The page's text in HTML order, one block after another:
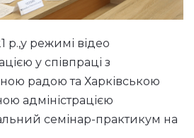
р.,у режимі відео
у співпраці з
радою та Харківською
адміністрацією
семінар-практикум на